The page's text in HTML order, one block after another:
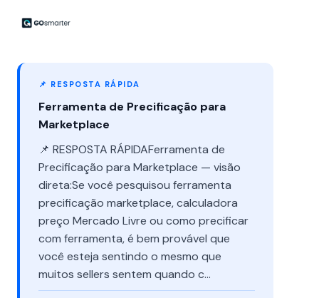
📌 RESPOSTA RÁPIDA
Ferramenta de Precificação para
Marketplace
📌 RESPOSTA RÁPIDAFerramenta de
Precificação para Marketplace — visão
direta:Se você pesquisou ferramenta
precificação marketplace, calculadora
preço Mercado Livre ou como precificar
com ferramenta, é bem provável que
você esteja sentindo o mesmo que
muitos sellers sentem quando c...